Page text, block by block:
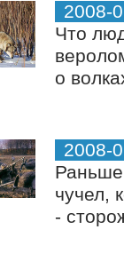
2008-
Что
о
2008-
Раньше
чучел,
-